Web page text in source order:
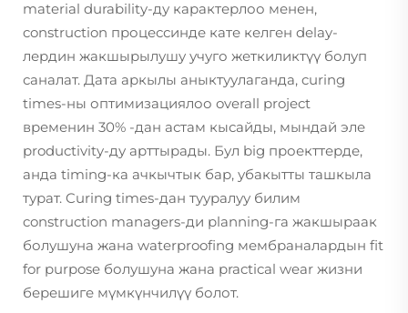
material durability-ду карактерлоо менен,
construction процессинде кате келген delay-
лердин жакшырылушу учуго жеткиликтүү болуп
саналат. Дата аркылы аныктуулаганда, curing
times-ны оптимизациялоо overall project
временин 30% -дан астам кысайды, мындай эле
productivity-ду арттырады. Бул big проекттерде,
анда timing-ка ачкычтык бар, убакытты ташкыла
турат. Curing times-дан тууралуу билим
construction managers-ди planning-га жакшыраак
болушуна жана waterproofing мембраналардын fit
for purpose болушуна жана practical wear жизни
берешиге мүмкүнчилүү болот.